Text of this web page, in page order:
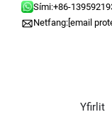
Sími:+86-
Netfang: [email
Yfirlit